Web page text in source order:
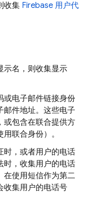
收集 Firebase 用户代
示名，则收集显示
或电子邮件链接身份
邮件地址。这些电子
或包含在联合提供方
联合身份）。
时，或者用户的电话
时，收集用户的电话
在使用短信作为第二
收集用户的电话号